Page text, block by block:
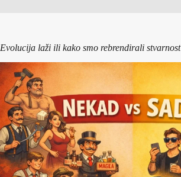
Evolucija laži ili kako smo rebrendirali